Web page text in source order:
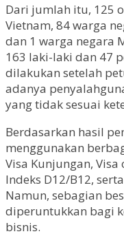
Dari jumlah itu, 125
Vietnam, 84 warga
dan 1 warga negara
163 laki-laki dan 47
dilakukan setelah
adanya
yang tidak sesuai
Berdasarkan hasil
menggunakan
Visa Kunjungan,
Indeks D12/B12,
Namun, sebagian
diperuntukkan bagi
bisnis.